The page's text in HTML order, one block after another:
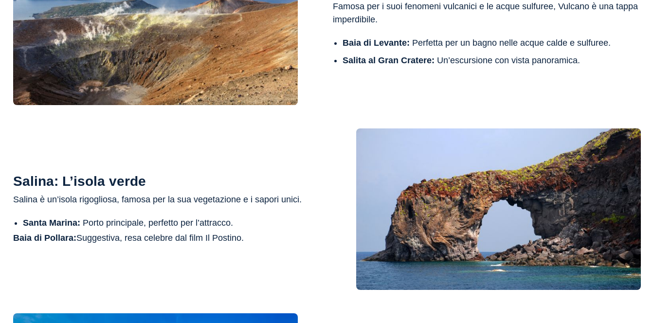
Famosa per i suoi fenomeni vulcanici e le acque sulfuree, Vulcano è una tappa
imperdibile.
Baia di Levante: Perfetta per un bagno nelle acque calde e sulfuree.
Salita al Gran Cratere: Un’escursione con vista panoramica.
Salina: L’isola verde
Salina è un’isola rigogliosa, famosa per la sua vegetazione e i sapori unici.
Santa Marina: Porto principale, perfetto per l’attracco.
Baia di Pollara:Suggestiva, resa celebre dal film Il Postino.